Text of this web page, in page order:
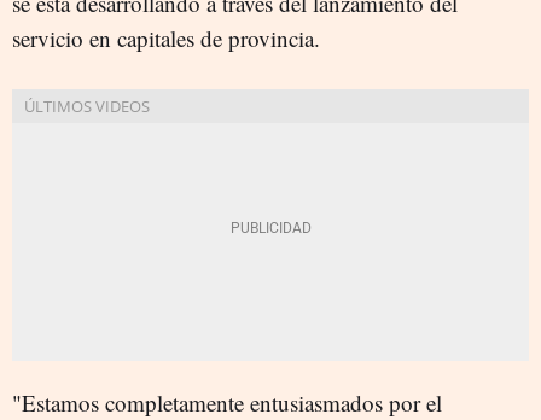
servicio en capitales de provincia.
"Estamos completamente entusiasmados por el